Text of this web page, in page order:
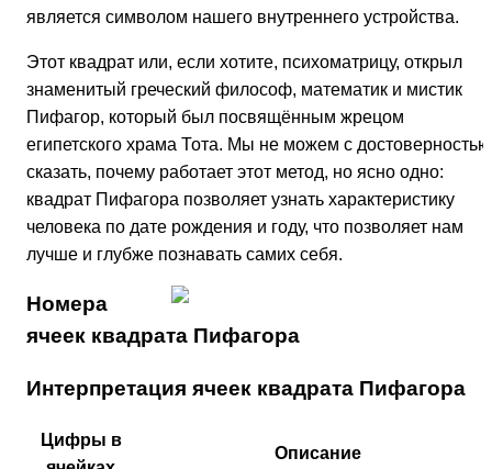
является символом нашего внутреннего устройства.
Этот квадрат или, если хотите, психоматрицу, открыл
знаменитый греческий философ, математик и мистик
Пифагор, который был посвящённым жрецом
египетского храма Тота. Мы не можем с достоверностью
сказать, почему работает этот метод, но ясно одно:
квадрат Пифагора позволяет узнать характеристику
человека по дате рождения и году, что позволяет нам
лучше и глубже познавать самих себя.
Номера
ячеек квадрата Пифагора
Интерпретация ячеек квадрата Пифагора
Цифры в
Описание